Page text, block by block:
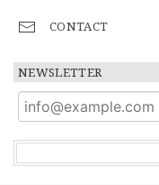
CONTACT
NEWSLETTER